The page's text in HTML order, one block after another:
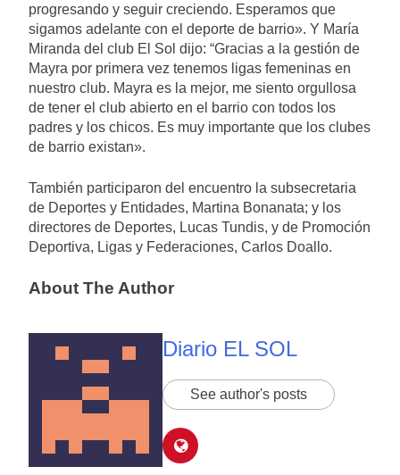
progresando y seguir creciendo. Esperamos que
sigamos adelante con el deporte de barrio». Y María
Miranda del club El Sol dijo: “Gracias a la gestión de
Mayra por primera vez tenemos ligas femeninas en
nuestro club. Mayra es la mejor, me siento orgullosa
de tener el club abierto en el barrio con todos los
padres y los chicos. Es muy importante que los clubes
de barrio existan».
También participaron del encuentro la subsecretaria
de Deportes y Entidades, Martina Bonanata; y los
directores de Deportes, Lucas Tundis, y de Promoción
Deportiva, Ligas y Federaciones, Carlos Doallo.
About The Author
Diario EL SOL
See author's posts